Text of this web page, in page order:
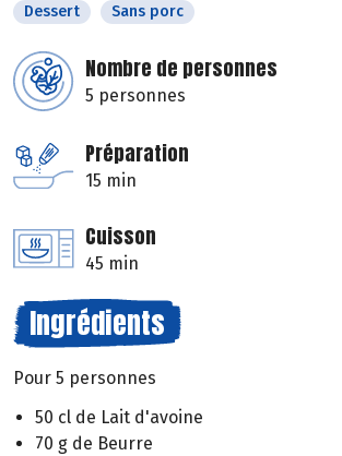
Dessert Sans porc
Nombre de personnes
5 personnes
Préparation
15 min
Cuisson
45 min
Ingrédients
Pour 5 personnes
50 cl de Lait d'avoine
70 g de Beurre